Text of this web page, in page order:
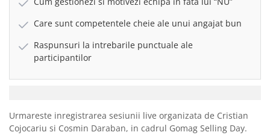
Care sunt competentele cheie ale unui angajat bun
Raspunsuri la intrebarile punctuale ale
participantilor
Urmareste inregistrarea sesiunii live organizata de Cristian
Cojocariu si Cosmin Daraban, in cadrul Gomag Selling Day.